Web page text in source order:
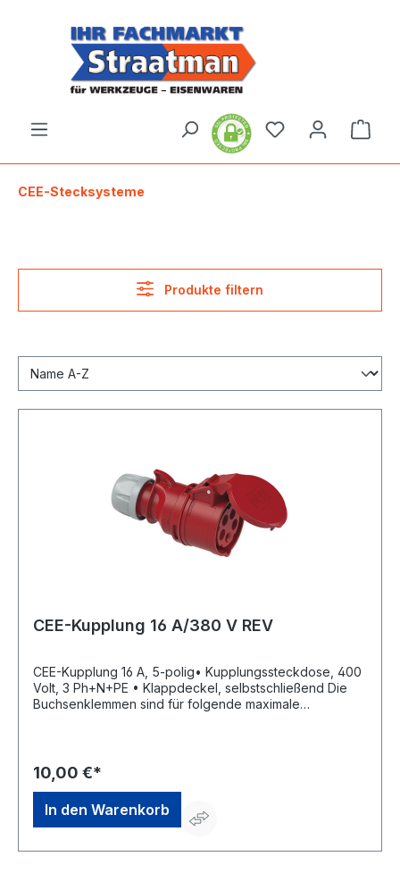
CEE-Stecksysteme
Produkte filtern
CEE-Kupplung 16 A/380 V REV
CEE-Kupplung 16 A, 5-polig• Kupplungssteckdose, 400
Volt, 3 Ph+N+PE • Klappdeckel, selbstschließend Die
Buchsenklemmen sind für folgende maximale
Frankenstr.1-4, 63776 Mömbris, DE, +4960297070,
info@rev.de
10,00 €*
In den Warenkorb